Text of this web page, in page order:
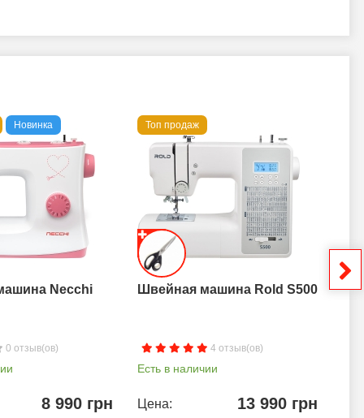
Новинка
Necchi
0 отзыв(ов)
8 990 грн
Топ продаж
Швейная машина Rold S500
4 отзыв(ов)
Есть в наличии
Цена: 13 990 грн